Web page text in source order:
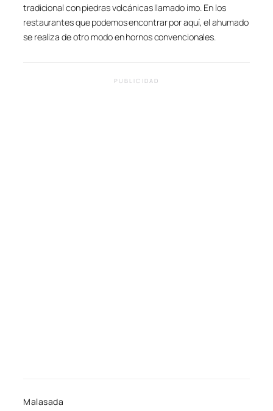
tradicional con piedras volcánicas llamado imo. En los
restaurantes que podemos encontrar por aquí, el ahumado
se realiza de otro modo en hornos convencionales.
PUBLICIDAD
Malasada